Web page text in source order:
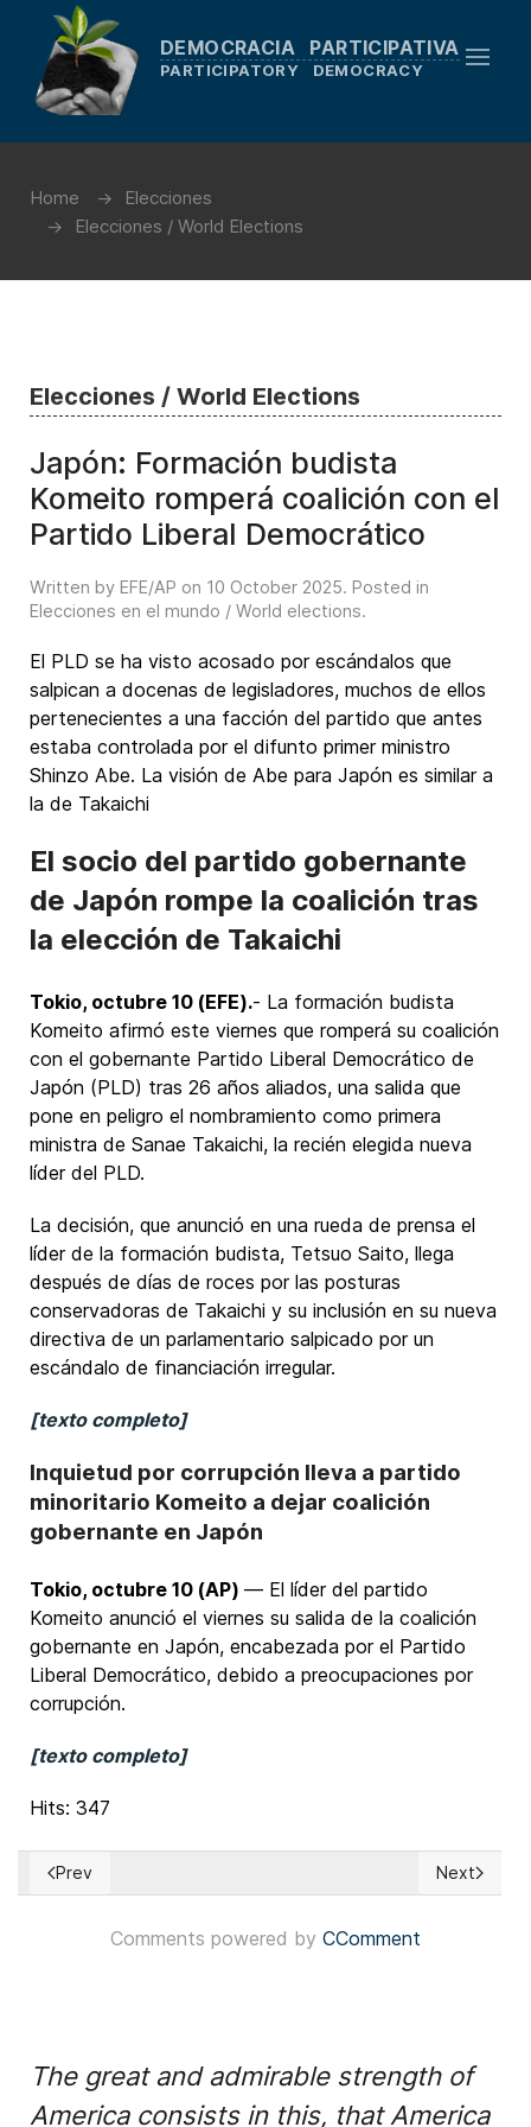
DEMOCRACIA PARTICIPATIVA
PARTICIPATORY DEMOCRACY
Home
Elecciones
Elecciones / World Elections
Elecciones / World Elections
Japón: Formación budista
Komeito romperá coalición con el
Partido Liberal Democrático
Written by EFE/AP on 10 October 2025. Posted in
Elecciones en el mundo / World elections.
El PLD se ha visto acosado por escándalos que
salpican a docenas de legisladores, muchos de ellos
pertenecientes a una facción del partido que antes
estaba controlada por el difunto primer ministro
Shinzo Abe. La visión de Abe para Japón es similar a
la de Takaichi
El socio del partido gobernante
de Japón rompe la coalición tras
la elección de Takaichi
Tokio, octubre 10 (EFE).- La formación budista
Komeito afirmó este viernes que romperá su coalición
con el gobernante Partido Liberal Democrático de
Japón (PLD) tras 26 años aliados, una salida que
pone en peligro el nombramiento como primera
ministra de Sanae Takaichi, la recién elegida nueva
líder del PLD.
La decisión, que anunció en una rueda de prensa el
líder de la formación budista, Tetsuo Saito, llega
después de días de roces por las posturas
conservadoras de Takaichi y su inclusión en su nueva
directiva de un parlamentario salpicado por un
escándalo de financiación irregular.
[texto completo]
Inquietud por corrupción lleva a partido
minoritario Komeito a dejar coalición
gobernante en Japón
Tokio, octubre 10 (AP) — El líder del partido
Komeito anunció el viernes su salida de la coalición
gobernante en Japón, encabezada por el Partido
Liberal Democrático, debido a preocupaciones por
corrupción.
[texto completo]
Hits: 347
Previous article: Kosovo: Parlamento pone fin a
Prev Next
Next
Comments powered by CComment
The great and admirable strength of
America consists in this, that America